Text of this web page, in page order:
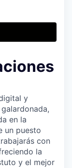
y
en la
un puesto
con
la
y el mejor